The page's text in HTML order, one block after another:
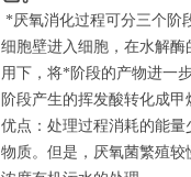
*厌氧消化过程可分三个阶
细胞壁进入细胞，在水解
用下，将*阶段的产物进一
阶段产生的挥发酸转化成
优点：处理过程消耗的能
物质。但是，厌氧菌繁殖